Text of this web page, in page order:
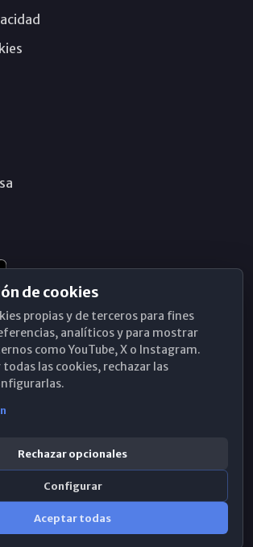
de cookies
propias y de terceros para fines
analíticos y para mostrar
como YouTube, X o Instagram.
todas las cookies, rechazar las
Rechazar opcionales
Configurar
Aceptar todas